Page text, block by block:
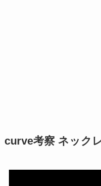
curve考察 ネック